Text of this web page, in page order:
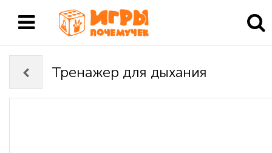
Тренажер для дыхания